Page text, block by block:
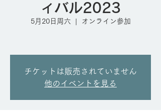
ィバル2023
5月20日周六 オンライン参加
チケットは販売されていません
他のイベントを見る